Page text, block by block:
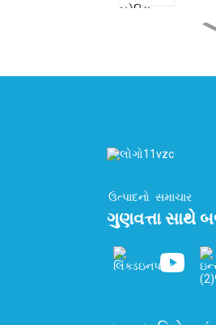
ઉત્પાદનો સમાચાર
ગુણવત્તા સાથે